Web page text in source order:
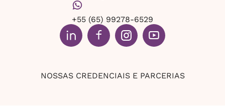
+55 (65) 99278-6529
NOSSAS CREDENCIAIS E PARCERIAS